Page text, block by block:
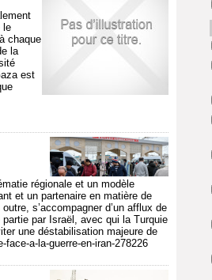
le
chaque
la
est
régionale et un modèle
et un partenaire en matière de
s’accompagner d’un afflux de
par Israël, avec qui la Turquie
une déstabilisation majeure de
a-la-guerre-en-iran-278226